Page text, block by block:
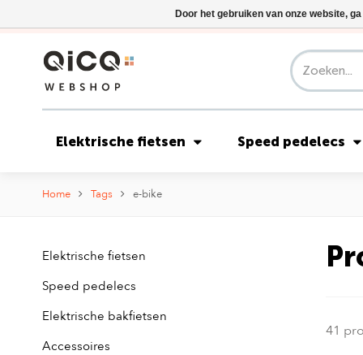
Elektrische fietsen Speed pedelecs
Home Tags e-bike
Elektrische fietsen
Speed pedelecs
Elektrische bakfietsen
Accessoires
41
Door het gebruiken van onze website,